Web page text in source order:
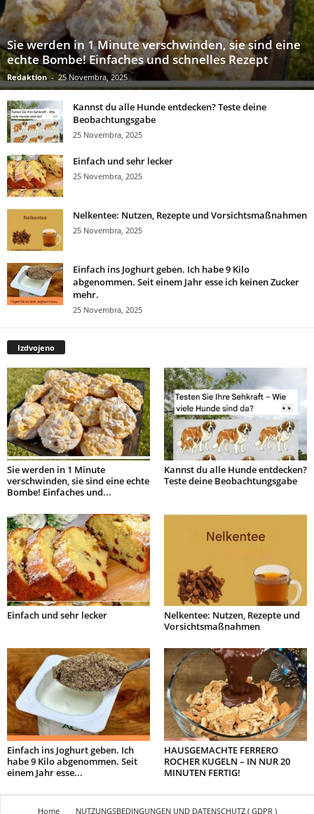
Sie werden in 1 Minute verschwinden, sie sind eine
echte Bombe! Einfaches und schnelles Rezept
Redaktion - 25 Novembra, 2025
Kannst du alle Hunde entdecken? Teste deine
Beobachtungsgabe
25 Novembra, 2025
Einfach und sehr lecker
25 Novembra, 2025
Nelkentee: Nutzen, Rezepte und Vorsichtsmaßnahmen
25 Novembra, 2025
Einfach ins Joghurt geben. Ich habe 9 Kilo
abgenommen. Seit einem Jahr esse ich keinen Zucker
mehr.
25 Novembra, 2025
Izdvojeno
Sie werden in 1 Minute
verschwinden, sie sind eine echte
Bombe! Einfaches und...
Kannst du alle Hunde entdecken?
Teste deine Beobachtungsgabe
Einfach und sehr lecker
Nelkentee: Nutzen, Rezepte und
Vorsichtsmaßnahmen
Einfach ins Joghurt geben. Ich
habe 9 Kilo abgenommen. Seit
einem Jahr esse...
HAUSGEMACHTE FERRERO
ROCHER KUGELN – IN NUR 20
MINUTEN FERTIG!
Home NUTZUNGSBEDINGUNGEN UND DATENSCHUTZ ( GDPR )